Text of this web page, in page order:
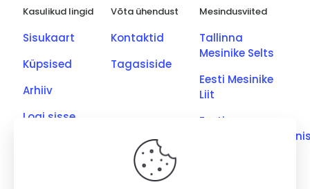
Kasulikud lingid
Sisukaart
Küpsised
Arhiiv
Logi sisse
Võta ühendust
Kontaktid
Tagasiside
Mesindusviited
Tallinna
Mesinike Selts
Eesti Mesinike
Liit
Eesti